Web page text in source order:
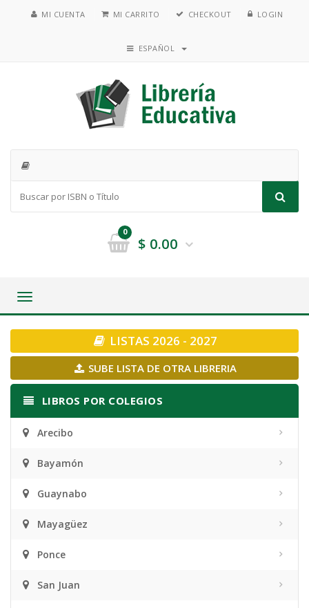
MI CUENTA MI CARRITO CHECKOUT LOGIN
ESPAÑOL
0
$ 0.00
Toggle
LISTAS 2026 - 2027
SUBE LISTA DE OTRA LIBRERIA
LIBROS POR COLEGIOS
Arecibo
Bayamón
Guaynabo
Mayagüez
Ponce
San Juan